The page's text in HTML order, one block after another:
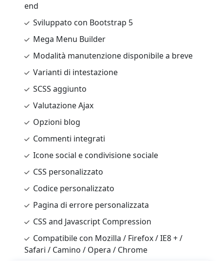
end
Sviluppato con Bootstrap 5
Mega Menu Builder
Modalità manutenzione disponibile a breve
Varianti di intestazione
SCSS aggiunto
Valutazione Ajax
Opzioni blog
Commenti integrati
Icone social e condivisione sociale
CSS personalizzato
Codice personalizzato
Pagina di errore personalizzata
CSS and Javascript Compression
Compatibile con Mozilla / Firefox / IE8 + /
Safari / Camino / Opera / Chrome